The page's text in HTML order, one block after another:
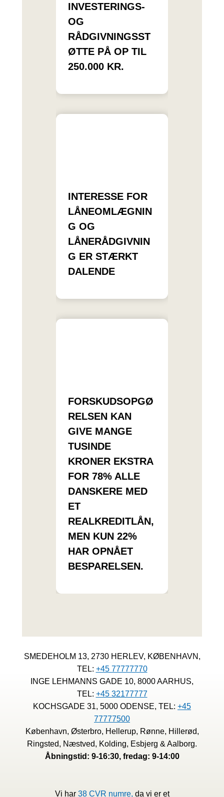
INVESTERINGS-
OG
RÅDGIVNINGSST
ØTTE PÅ OP TIL
250.000 KR.
INTERESSE FOR
LÅNEOMLÆGNIN
G OG
LÅNERÅDGIVNIN
G ER STÆRKT
DALENDE
FORSKUDSOPGØ
RELSEN KAN
GIVE MANGE
TUSINDE
KRONER EKSTRA
FOR 78% ALLE
DANSKERE MED
ET
REALKREDITLÅN,
MEN KUN 22%
HAR OPNÅET
BESPARELSEN.
SMEDEHOLM 13, 2730 HERLEV, KØBENHAVN,
TEL: +45 77777770
INGE LEHMANNS GADE 10, 8000 AARHUS,
TEL: +45 32177777
KOCHSGADE 31, 5000 ODENSE, TEL: +45
77777500
København, Østerbro, Hellerup, Rønne, Hillerød,
Ringsted, Næstved, Kolding, Esbjerg & Aalborg.
Åbningstid: 9-16:30, fredag: 9-14:00
Vi har 38 CVR numre, da vi er et